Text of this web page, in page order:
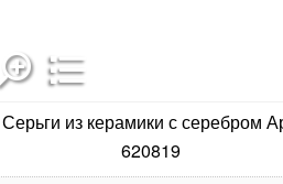
Серьги из керамики с серебром
620819